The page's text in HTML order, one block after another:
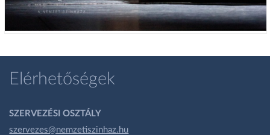
Elérhetőségek
SZERVEZÉSI OSZTÁLY
szervezes@nemzetiszinhaz.hu